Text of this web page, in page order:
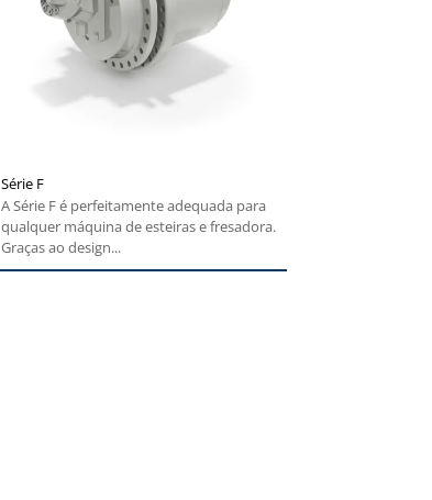
Série F
A Série F é perfeitamente adequada para
qualquer máquina de esteiras e fresadora.
Graças ao design...